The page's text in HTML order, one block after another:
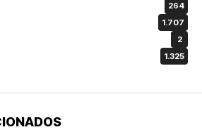
264
1.707
2
1.325